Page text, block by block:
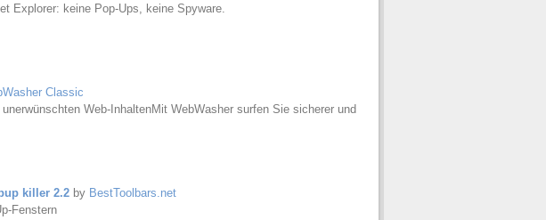
Explorer: keine Pop-Ups, keine Spyware.
Classic
Web-InhaltenMit WebWasher surfen Sie sicherer und
killer 2.2by BestToolbars.net
Fenstern